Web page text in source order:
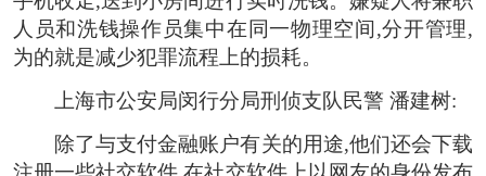
人员和洗钱操作员集中在同一物理空间,分开管理,
为的就是减少犯罪流程上的损耗。
上海市公安局闵行分局刑侦支队民警 潘建树:
除了与支付金融账户有关的用途,他们还会下载